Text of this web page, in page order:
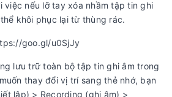
việc nếu lỡ tay xóa nhầm tập tin ghi
khôi phục lại từ thùng rác.
lưu trữ toàn bộ tập tin ghi âm trong
thay đổi vị trí sang thẻ nhớ, bạn
lập) > Recording (ghi âm) >